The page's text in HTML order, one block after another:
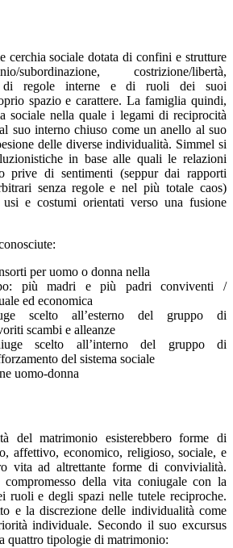
cerchia sociale dotata di confini e strutture
subordinazione, costrizione/libertà,
di regole interne e di ruoli dei suoi
spazio e carattere. La famiglia quindi,
sociale nella quale i legami di reciprocità
suo interno chiuso come un anello al suo
delle diverse individualità. Simmel si
in base alle quali le relazioni
prive di sentimenti (seppur dai rapporti
senza regole e nel più totale caos)
usi e costumi orientati verso una fusione
per uomo o donna nella
più madri e più padri conviventi /
ed economica
scelto all’esterno del gruppo di
scambi e alleanze
scelto all’interno del gruppo di
del sistema sociale
uomo-donna
del matrimonio esisterebbero forme di
affettivo, economico, religioso, sociale, e
vita ad altrettante forme di convivialità.
compromesso della vita coniugale con la
ruoli e degli spazi nelle tutele reciproche.
e la discrezione delle individualità come
individuale. Secondo il suo excursus
quattro tipologie di matrimonio: